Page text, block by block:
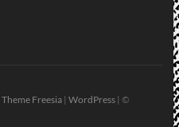
Theme Freesia| WordPress| ©